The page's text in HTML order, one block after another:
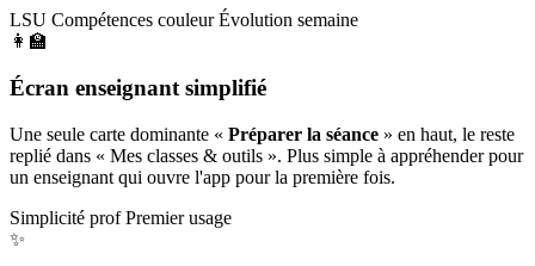
LSU Compétences couleur Évolution semaine
👩‍🏫
Écran enseignant simplifié
Une seule carte dominante « Préparer la séance » en haut, le reste
replié dans « Mes classes & outils ». Plus simple à appréhender pour
un enseignant qui ouvre l'app pour la première fois.
Simplicité prof Premier usage
✨